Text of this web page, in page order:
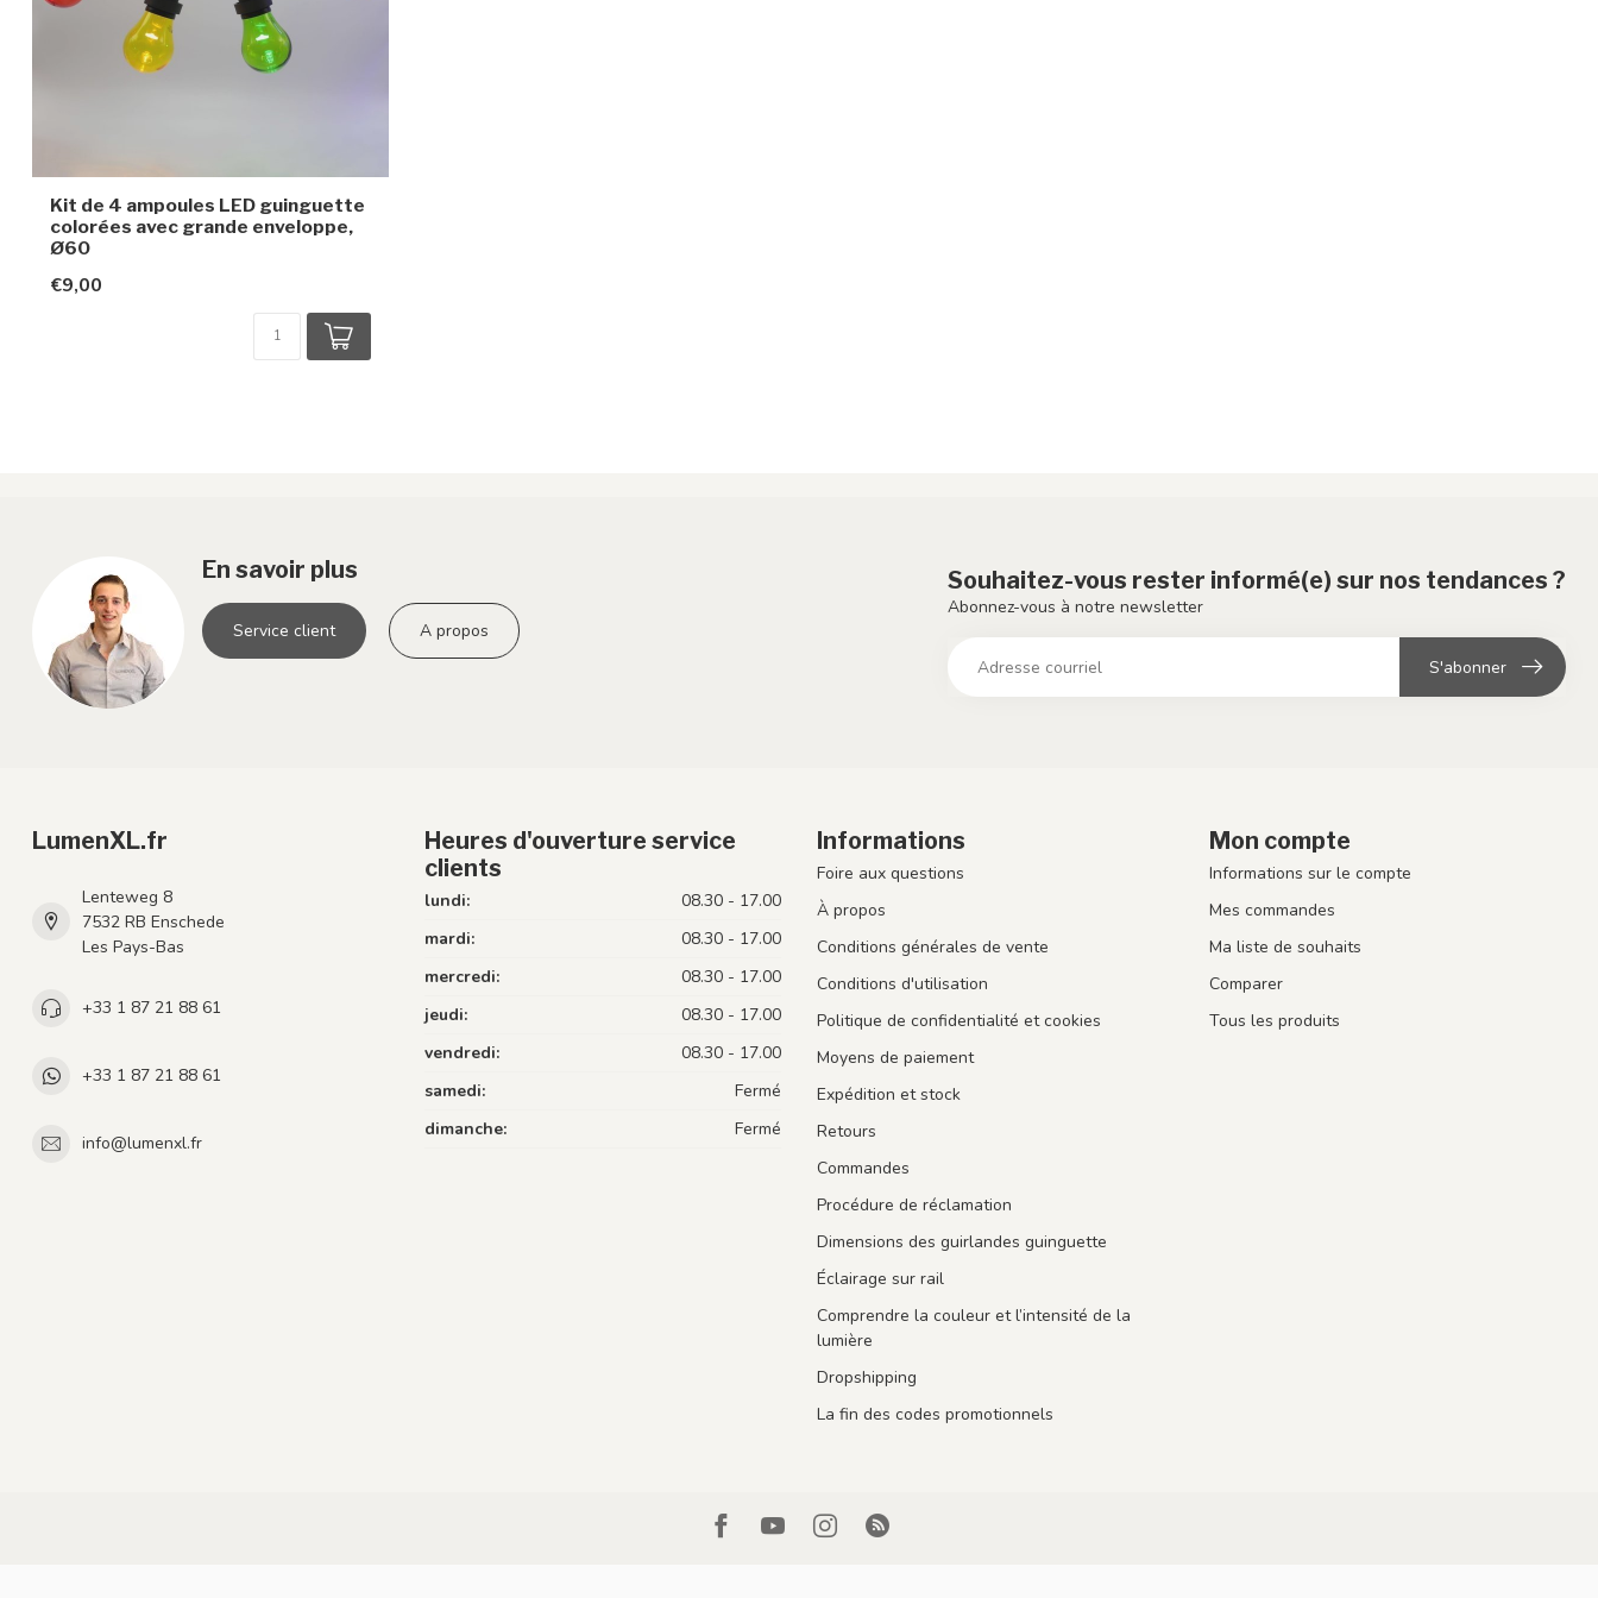
Kit de 4 ampoules LED guinguette
colorées avec grande enveloppe,
Ø60
€9,00
En savoir plus
Service client A propos
Souhaitez-vous rester informé(e) sur nos tendances ?
Abonnez-vous à notre newsletter
S'abonner
LumenXL.fr
Lenteweg 8
7532 RB Enschede
Les Pays-Bas
+33 1 87 21 88 61
+33 1 87 21 88 61
info@lumenxl.fr
Heures d'ouverture service
clients
lundi:
08.30 - 17.00
mardi:
08.30 - 17.00
mercredi:
08.30 - 17.00
jeudi:
08.30 - 17.00
vendredi:
08.30 - 17.00
samedi:
Fermé
dimanche:
Fermé
Informations
Foire aux questions
À propos
Conditions générales de vente
Conditions d'utilisation
Politique de confidentialité et cookies
Moyens de paiement
Expédition et stock
Retours
Commandes
Procédure de réclamation
Dimensions des guirlandes guinguette
Éclairage sur rail
Comprendre la couleur et l’intensité de la
lumière
Dropshipping
La fin des codes promotionnels
Mon compte
Informations sur le compte
Mes commandes
Ma liste de souhaits
Comparer
Tous les produits